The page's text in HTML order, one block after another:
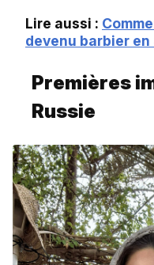
Lire aussi :
devenu barbier en
Premières
Russie